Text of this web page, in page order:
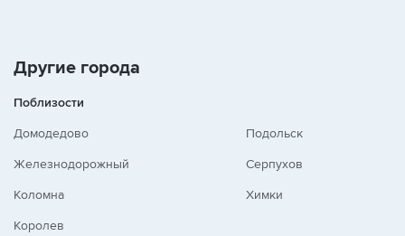
Другие города
Поблизости
Домодедово
Железнодорожный
Коломна
Королев
Подольск
Серпухов
Химки